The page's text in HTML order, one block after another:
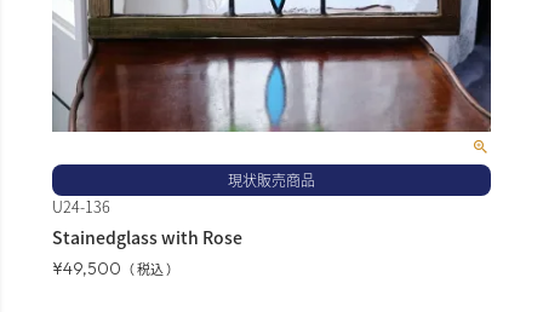
現状販売商品
U24-136
Stainedglass with Rose
¥49,500 税込